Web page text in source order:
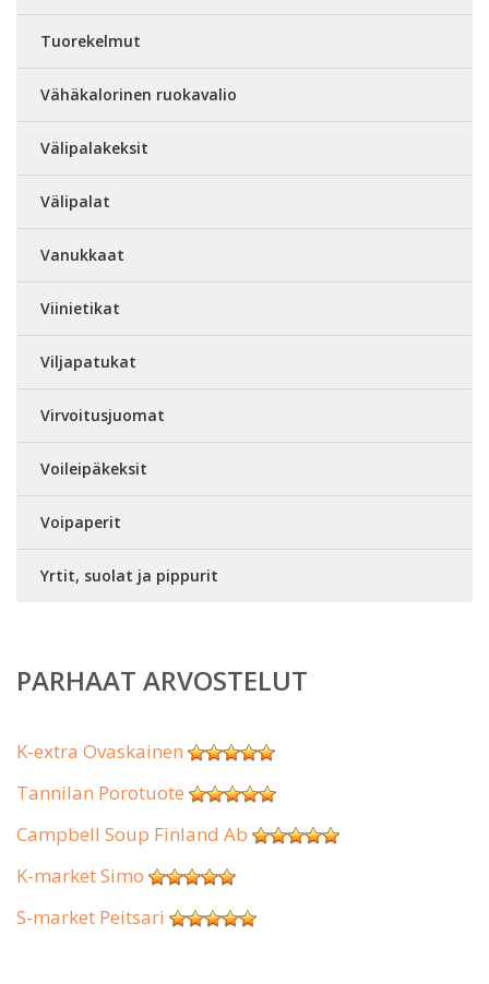
Tuorekelmut
Vähäkalorinen ruokavalio
Välipalakeksit
Välipalat
Vanukkaat
Viinietikat
Viljapatukat
Virvoitusjuomat
Voileipäkeksit
Voipaperit
Yrtit, suolat ja pippurit
PARHAAT ARVOSTELUT
K-extra Ovaskainen
Tannilan Porotuote
Campbell Soup Finland Ab
K-market Simo
S-market Peitsari